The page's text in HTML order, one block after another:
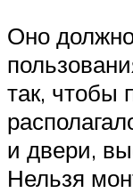
Оно
так, чтобы
и двери,
Нельзя